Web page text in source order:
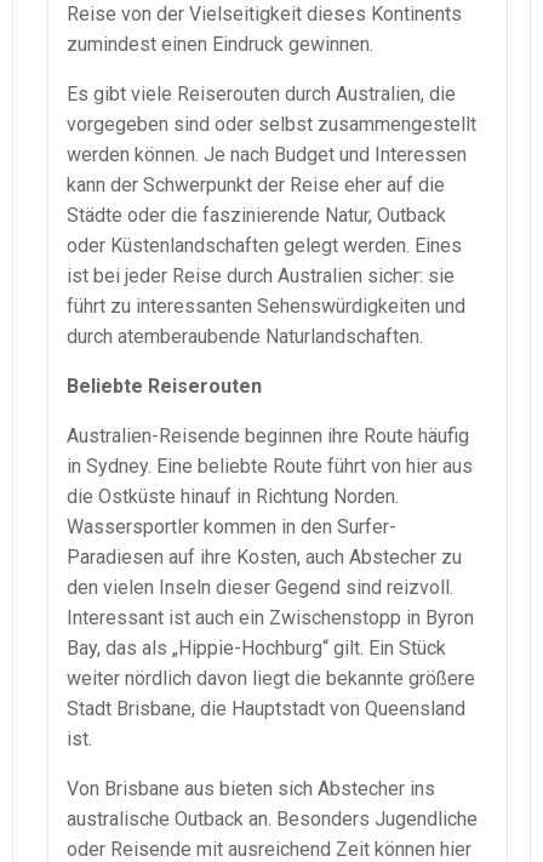
Reise von der Vielseitigkeit dieses Kontinents
zumindest einen Eindruck gewinnen.
Es gibt viele Reiserouten durch Australien, die
vorgegeben sind oder selbst zusammengestellt
werden können. Je nach Budget und Interessen
kann der Schwerpunkt der Reise eher auf die
Städte oder die faszinierende Natur, Outback
oder Küstenlandschaften gelegt werden. Eines
ist bei jeder Reise durch Australien sicher: sie
führt zu interessanten Sehenswürdigkeiten und
durch atemberaubende Naturlandschaften.
Beliebte Reiserouten
Australien-Reisende beginnen ihre Route häufig
in Sydney. Eine beliebte Route führt von hier aus
die Ostküste hinauf in Richtung Norden.
Wassersportler kommen in den Surfer-
Paradiesen auf ihre Kosten, auch Abstecher zu
den vielen Inseln dieser Gegend sind reizvoll.
Interessant ist auch ein Zwischenstopp in Byron
Bay, das als „Hippie-Hochburg“ gilt. Ein Stück
weiter nördlich davon liegt die bekannte größere
Stadt Brisbane, die Hauptstadt von Queensland
ist.
Von Brisbane aus bieten sich Abstecher ins
australische Outback an. Besonders Jugendliche
oder Reisende mit ausreichend Zeit können hier